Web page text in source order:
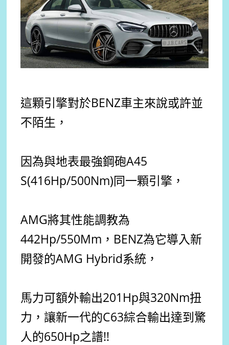
這顆引擎對於BENZ車主來說或許並
不陌生，
因為與地表最強鋼砲A45
S(416Hp/500Nm)同一顆引擎，
AMG將其性能調教為
442Hp/550Mm，BENZ為它導入新
開發的AMG Hybrid系統 ，
馬力可額外輸出201Hp與320Nm扭
力，讓新一代的C63綜合輸出達到驚
人的650Hp之譜!!